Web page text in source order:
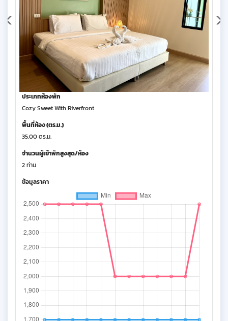
ประเภทห้องพัก
Cozy Sweet With Riverfront
พื้นที่ห้อง (ตร.ม.)
35.00 ตร.ม.
จำนวนผู้เข้าพักสูงสุด/ห้อง
2 ท่าน
ข้อมูลราคา